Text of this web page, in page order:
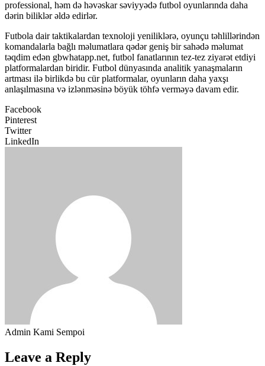
professional, həm də həvəskar səviyyədə futbol oyunlarında daha
dərin biliklər əldə edirlər.
Futbola dair taktikalardan texnoloji yeniliklərə, oyunçu təhlillərindən
komandalarla bağlı məlumatlara qədər geniş bir sahədə məlumat
təqdim edən gbwhatapp.net, futbol fanatlarının tez-tez ziyarət etdiyi
platformalardan biridir. Futbol dünyasında analitik yanaşmaların
artması ilə birlikdə bu cür platformalar, oyunların daha yaxşı
anlaşılmasına və izlənməsinə böyük töhfə verməyə davam edir.
Facebook
Pinterest
Twitter
LinkedIn
Admin Kami Sempoi
Leave a Reply